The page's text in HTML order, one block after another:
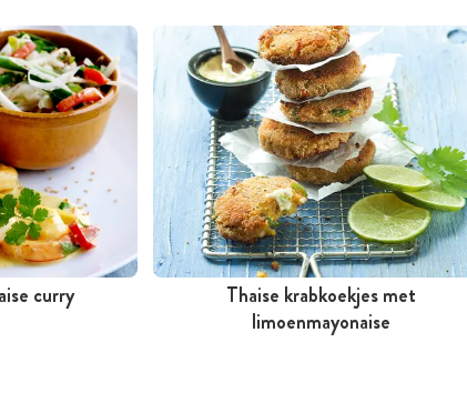
curry
Minder dan 30 minuten
Thaise krabkoekjes met
limoenmayonaise